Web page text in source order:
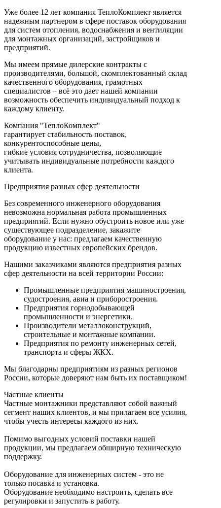
Уже более 12 лет компания ТеплоКомплект является
надежным партнером в сфере поставок оборудования
для систем отопления, водоснабжения и вентиляции
для монтажных организаций, застройщиков и
предприятий.
Мы имеем прямые дилерские контракты с
производителями, большой, скомплектованный склад
качественного оборудования, грамотных
специалистов – всё это дает нашей компании
возможность обеспечить индивидуальный подход к
каждому клиенту.
Компания "ТеплоКомплект"
гарантирует стабильность поставок,
конкурентоспособные цены,
гибкие условия сотрудничества, позволяющие
учитывать индивидуальные потребности каждого
клиента.
Предприятия разных сфер деятельности
Без современного инженерного оборудования
невозможна нормальная работа промышленных
предприятий. Если нужно обустроить новое или уже
существующее подразделение, закажите
оборудование у нас: предлагаем качественную
продукцию известных европейских брендов.
Нашими заказчиками являются предприятия разных
сфер деятельности на всей территории России:
Промышленные предприятия машиностроения,
судостроения, авиа и приборостроения.
Предприятия горнодобывающей
промышленности и энергетики.
Производители металлоконструкций,
строительные и монтажные компании.
Предприятия по ремонту инженерных сетей,
транспорта и сферы ЖКХ.
Мы благодарны предприятиям из разных регионов
России, которые доверяют нам быть их поставщиком!
Частные клиенты
Частные монтажники представляют собой важный
сегмент наших клиентов, и мы прилагаем все усилия,
чтобы учесть интересы каждого из них.
Помимо выгодных условий поставки нашей
продукции, мы предлагаем обширную техническую
поддержку.
Оборудование для инженерных систем - это не
только посавка и установка.
Оборудование необходимо настроить, сделать все
регулировки и запустить в работу.